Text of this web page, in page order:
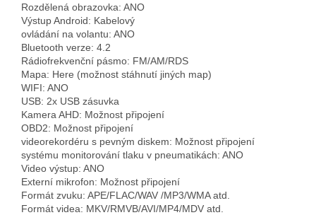
Rozdělená obrazovka: ANO
Výstup Android: Kabelový
ovládání na volantu: ANO
Bluetooth verze: 4.2
Rádiofrekvenční pásmo: FM/AM/RDS
Mapa: Here (možnost stáhnutí jiných map)
WIFI: ANO
USB: 2x USB zásuvka
Kamera AHD: Možnost připojení
OBD2: Možnost připojení
videorekordéru s pevným diskem: Možnost připojení
systému monitorování tlaku v pneumatikách: ANO
Video výstup: ANO
Externí mikrofon: Možnost připojení
Formát zvuku: APE/FLAC/WAV /MP3/WMA atd.
Formát videa: MKV/RMVB/AVI/MP4/MDV atd.